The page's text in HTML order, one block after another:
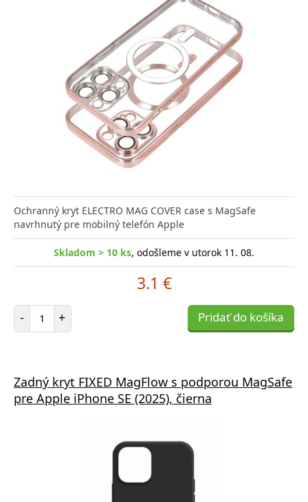
Ochranný kryt ELECTRO MAG COVER case s MagSafe
navrhnutý pre mobilný telefón Apple
Skladom > 10 ks, odošleme v utorok 11. 08.
3.1 €
- Počet položiek
+ Pridať do košíka
Zadný kryt FIXED MagFlow s podporou MagSafe
pre Apple iPhone SE (2025), čierna